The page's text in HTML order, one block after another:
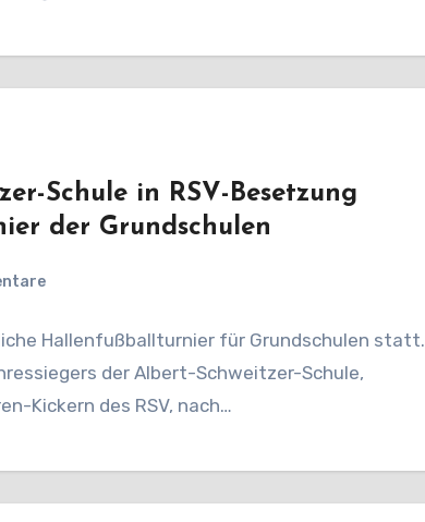
Schule in RSV-Besetzung
der Grundschulen
Hallenfußballturnier für Grundschulen statt.
der Albert-Schweitzer-Schule,
Kickern des RSV, nach…